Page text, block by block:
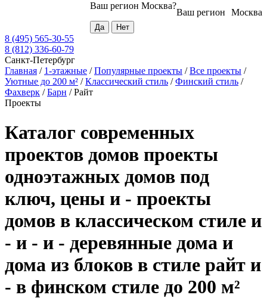
Москва
Ваш регион
Ваш регион Москва?
8 (495) 565-30-55
8 (812) 336-60-79
Санкт-Петербург
Главная / 1-этажные /Популярные проекты /Все проекты /
Уютные до 200 м² /Классический стиль /Финский стиль /
Фахверк /Барн /Райт
Проекты
Каталог современных
проектов домов проекты
одноэтажных домов под
ключ, цены и - проекты
домов в классическом стиле и
- и - и - деревянные дома и
дома из блоков в стиле райт и
- в финском стиле до 200 м²